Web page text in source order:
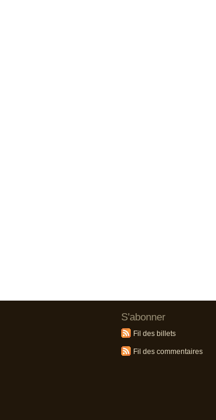
S'abonner
Fil des billets
Fil des commentaires